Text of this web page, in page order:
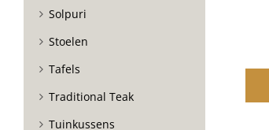
Solpuri
Stoelen
Tafels
Traditional Teak
Tuinkussens